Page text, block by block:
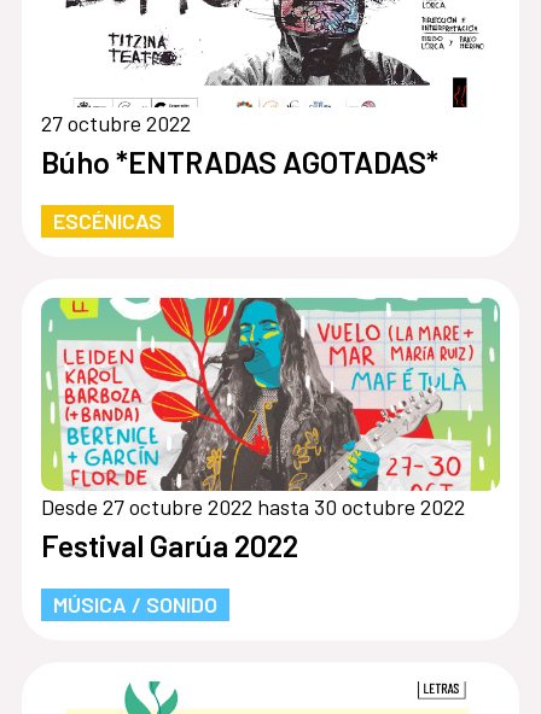
27 octubre 2022
Búho *ENTRADAS AGOTADAS*
ESCÉNICAS
Desde 27 octubre 2022 hasta 30 octubre 2022
Festival Garúa 2022
MÚSICA / SONIDO